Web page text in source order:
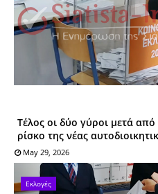
Τέλος οι δύο γύροι μετά από
ρίσκο της νέας
May 29, 2026
Εκλογές